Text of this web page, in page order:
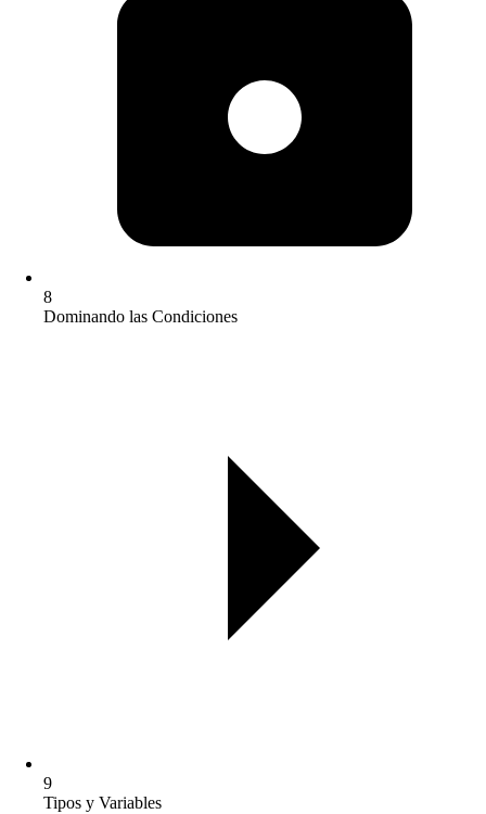
8
Dominando las Condiciones
9
Tipos y Variables